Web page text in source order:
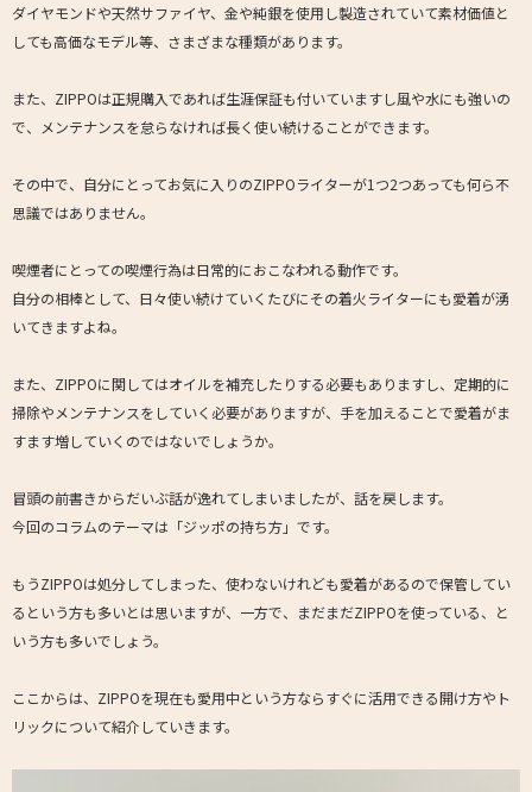
ダイヤモンドや天然サファイヤ、金や純銀を使用し製造されていて素材価値と
しても高価なモデル等、さまざまな種類があります。
また、ZIPPOは正規購入であれば生涯保証も付いていますし風や水にも強いの
で、メンテナンスを怠らなければ長く使い続けることができます。
その中で、自分にとってお気に入りのZIPPOライターが1つ2つあっても何ら不
思議ではありません。
喫煙者にとっての喫煙行為は日常的におこなわれる動作です。
自分の相棒として、日々使い続けていくたびにその着火ライターにも愛着が湧
いてきますよね。
また、ZIPPOに関してはオイルを補充したりする必要もありますし、定期的に
掃除やメンテナンスをしていく必要がありますが、手を加えることで愛着がま
すます増していくのではないでしょうか。
冒頭の前書きからだいぶ話が逸れてしまいましたが、話を戻します。
今回のコラムのテーマは「ジッポの持ち方」です。
もうZIPPOは処分してしまった、使わないけれども愛着があるので保管してい
るという方も多いとは思いますが、一方で、まだまだZIPPOを使っている、と
いう方も多いでしょう。
ここからは、ZIPPOを現在も愛用中という方ならすぐに活用できる開け方やト
リックについて紹介していきます。